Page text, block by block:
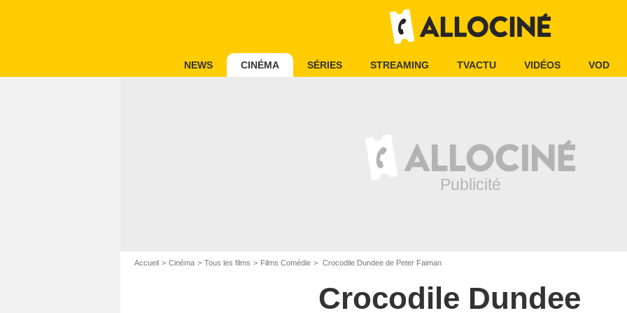
NEWS CINÉMA SÉRIES STREAMING TVACTU VIDÉOS VOD
Accueil Cinéma Tous les films Films Comédie Crocodile Dundee de Peter Faiman
Crocodile Dundee